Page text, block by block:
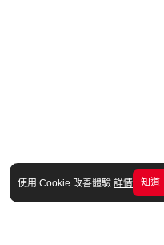
使用 Cookie 改善體驗 詳情 知道